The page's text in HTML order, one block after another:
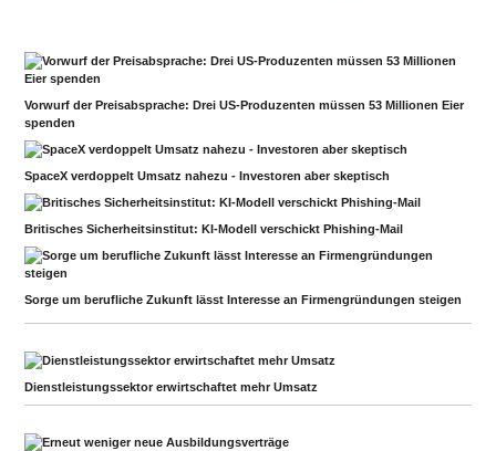
Vorwurf der Preisabsprache: Drei US-Produzenten müssen 53 Millionen Eier
spenden
SpaceX verdoppelt Umsatz nahezu - Investoren aber skeptisch
Britisches Sicherheitsinstitut: KI-Modell verschickt Phishing-Mail
Sorge um berufliche Zukunft lässt Interesse an Firmengründungen steigen
Dienstleistungssektor erwirtschaftet mehr Umsatz